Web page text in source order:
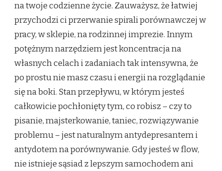
na twoje codzienne życie. Zauważysz, że łatwiej
przychodzi ci przerwanie spirali porównawczej w
pracy, w sklepie, na rodzinnej imprezie. Innym
potężnym narzędziem jest koncentracja na
własnych celach i zadaniach tak intensywna, że
po prostu nie masz czasu i energii na rozglądanie
się na boki. Stan przepływu, w którym jesteś
całkowicie pochłonięty tym, co robisz – czy to
pisanie, majsterkowanie, taniec, rozwiązywanie
problemu – jest naturalnym antydepresantem i
antydotem na porównywanie. Gdy jesteś w flow,
nie istnieje sąsiad z lepszym samochodem ani